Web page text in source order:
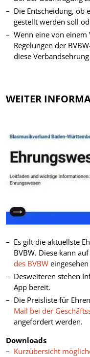
Die Entscheidung, ob
gestellt werden soll
Wenn eine von einem
Regelungen der
diese
WEITER
Es gilt die aktuellste
BVBW. Diese kann
des BVBW
Desweiteren stehen
App bereit.
Die Preisliste für
Mail bei der
angefordert werden.
Downloads
Kurzübersicht